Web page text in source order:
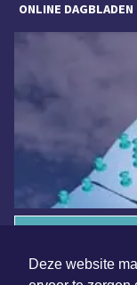
Deze website
ONLINE DAGBLADEN